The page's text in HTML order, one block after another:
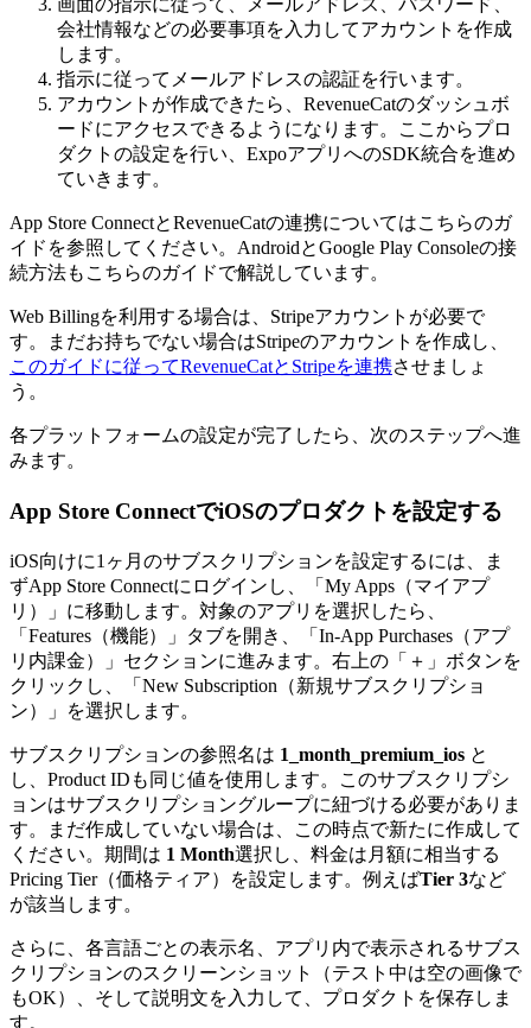
画面の指示に従って、メールアドレス、パスワード、
会社情報などの必要事項を入力してアカウントを作成
します。
指示に従ってメールアドレスの認証を行います。
アカウントが作成できたら、RevenueCatのダッシュボ
ードにアクセスできるようになります。ここからプロ
ダクトの設定を行い、ExpoアプリへのSDK統合を進め
ていきます。
App Store ConnectとRevenueCatの連携についてはこちらのガ
イドを参照してください。AndroidとGoogle Play Consoleの接
続方法もこちらのガイドで解説しています。
Web Billingを利用する場合は、Stripeアカウントが必要で
す。まだお持ちでない場合はStripeのアカウントを作成し、
このガイドに従ってRevenueCatとStripeを連携させましょ
う。
各プラットフォームの設定が完了したら、次のステップへ進
みます。
App Store ConnectでiOSのプロダクトを設定する
iOS向けに1ヶ月のサブスクリプションを設定するには、ま
ずApp Store Connectにログインし、「My Apps（マイアプ
リ）」に移動します。対象のアプリを選択したら、
「Features（機能）」タブを開き、「In-App Purchases（アプ
リ内課金）」セクションに進みます。右上の「＋」ボタンを
クリックし、「New Subscription（新規サブスクリプショ
ン）」を選択します。
サブスクリプションの参照名は 1_month_premium_ios と
し、Product IDも同じ値を使用します。このサブスクリプシ
ョンはサブスクリプショングループに紐づける必要がありま
す。まだ作成していない場合は、この時点で新たに作成して
ください。期間は 1 Month選択し、料金は月額に相当する
Pricing Tier（価格ティア）を設定します。例えばTier 3など
が該当します。
さらに、各言語ごとの表示名、アプリ内で表示されるサブス
クリプションのスクリーンショット（テスト中は空の画像で
もOK）、そして説明文を入力して、プロダクトを保存しま
す。